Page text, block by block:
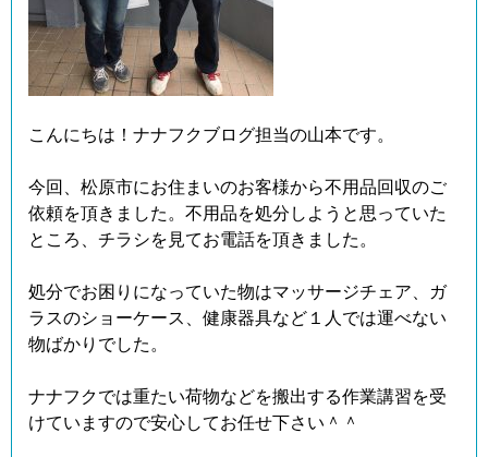
こんにちは！ナナフクブログ担当の山本です。
今回、松原市にお住まいのお客様から不用品回収のご
依頼を頂きました。不用品を処分しようと思っていた
ところ、チラシを見てお電話を頂きました。
処分でお困りになっていた物はマッサージチェア、ガ
ラスのショーケース、健康器具など１人では運べない
物ばかりでした。
ナナフクでは重たい荷物などを搬出する作業講習を受
けていますので安心してお任せ下さい＾＾